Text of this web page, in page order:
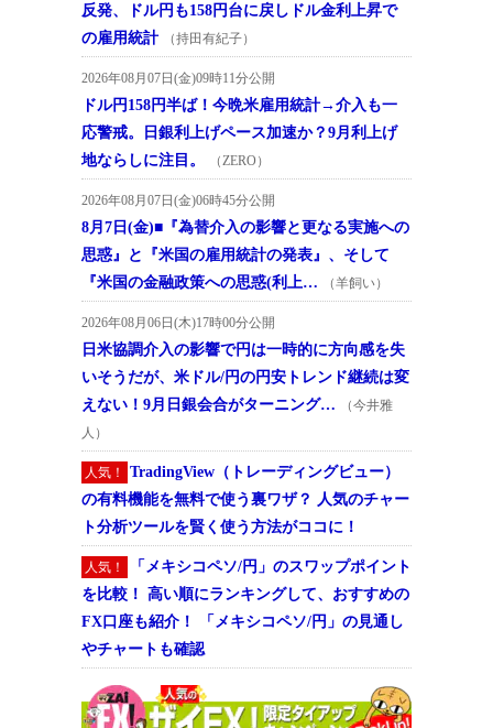
反発、ドル円も158円台に戻しドル金利上昇で
の雇用統計
（持田有紀子）
2026年08月07日(金)09時11分公開
ドル円158円半ば！今晩米雇用統計→介入も一
応警戒。日銀利上げペース加速か？9月利上げ
地ならしに注目。
（ZERO）
2026年08月07日(金)06時45分公開
8月7日(金)■『為替介入の影響と更なる実施への
思惑』と『米国の雇用統計の発表』、そして
『米国の金融政策への思惑(利上…
（羊飼い）
2026年08月06日(木)17時00分公開
日米協調介入の影響で円は一時的に方向感を失
いそうだが、米ドル/円の円安トレンド継続は変
えない！9月日銀会合がターニング…
（今井雅
人）
人気！
TradingView（トレーディングビュー）
の有料機能を無料で使う裏ワザ？ 人気のチャー
ト分析ツールを賢く使う方法がココに！
人気！
「メキシコペソ/円」のスワップポイント
を比較！ 高い順にランキングして、おすすめの
FX口座も紹介！ 「メキシコペソ/円」の見通し
やチャートも確認